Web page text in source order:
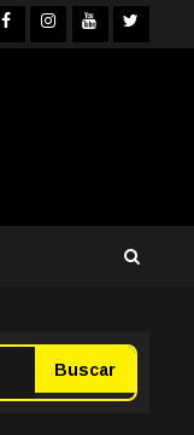
Facebook
Instagram
YouTubeTwitter
Buscar